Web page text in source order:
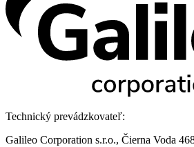
Technický prevádzkovateľ:
Galileo Corporation s.r.o., Čierna Voda